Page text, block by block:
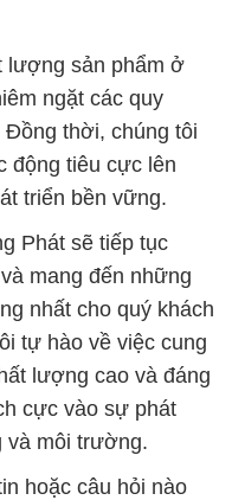
tiêu cực lên
triển bền vững.
Phát sẽ tiếp tục
mang đến những
nhất cho quý khách
tự hào về việc cung
lượng cao và đáng
cực vào sự phát
và môi trường.
hoặc câu hỏi nào
tôi, quý khách
chúng tôi.
Oxalic Axít —
Spain